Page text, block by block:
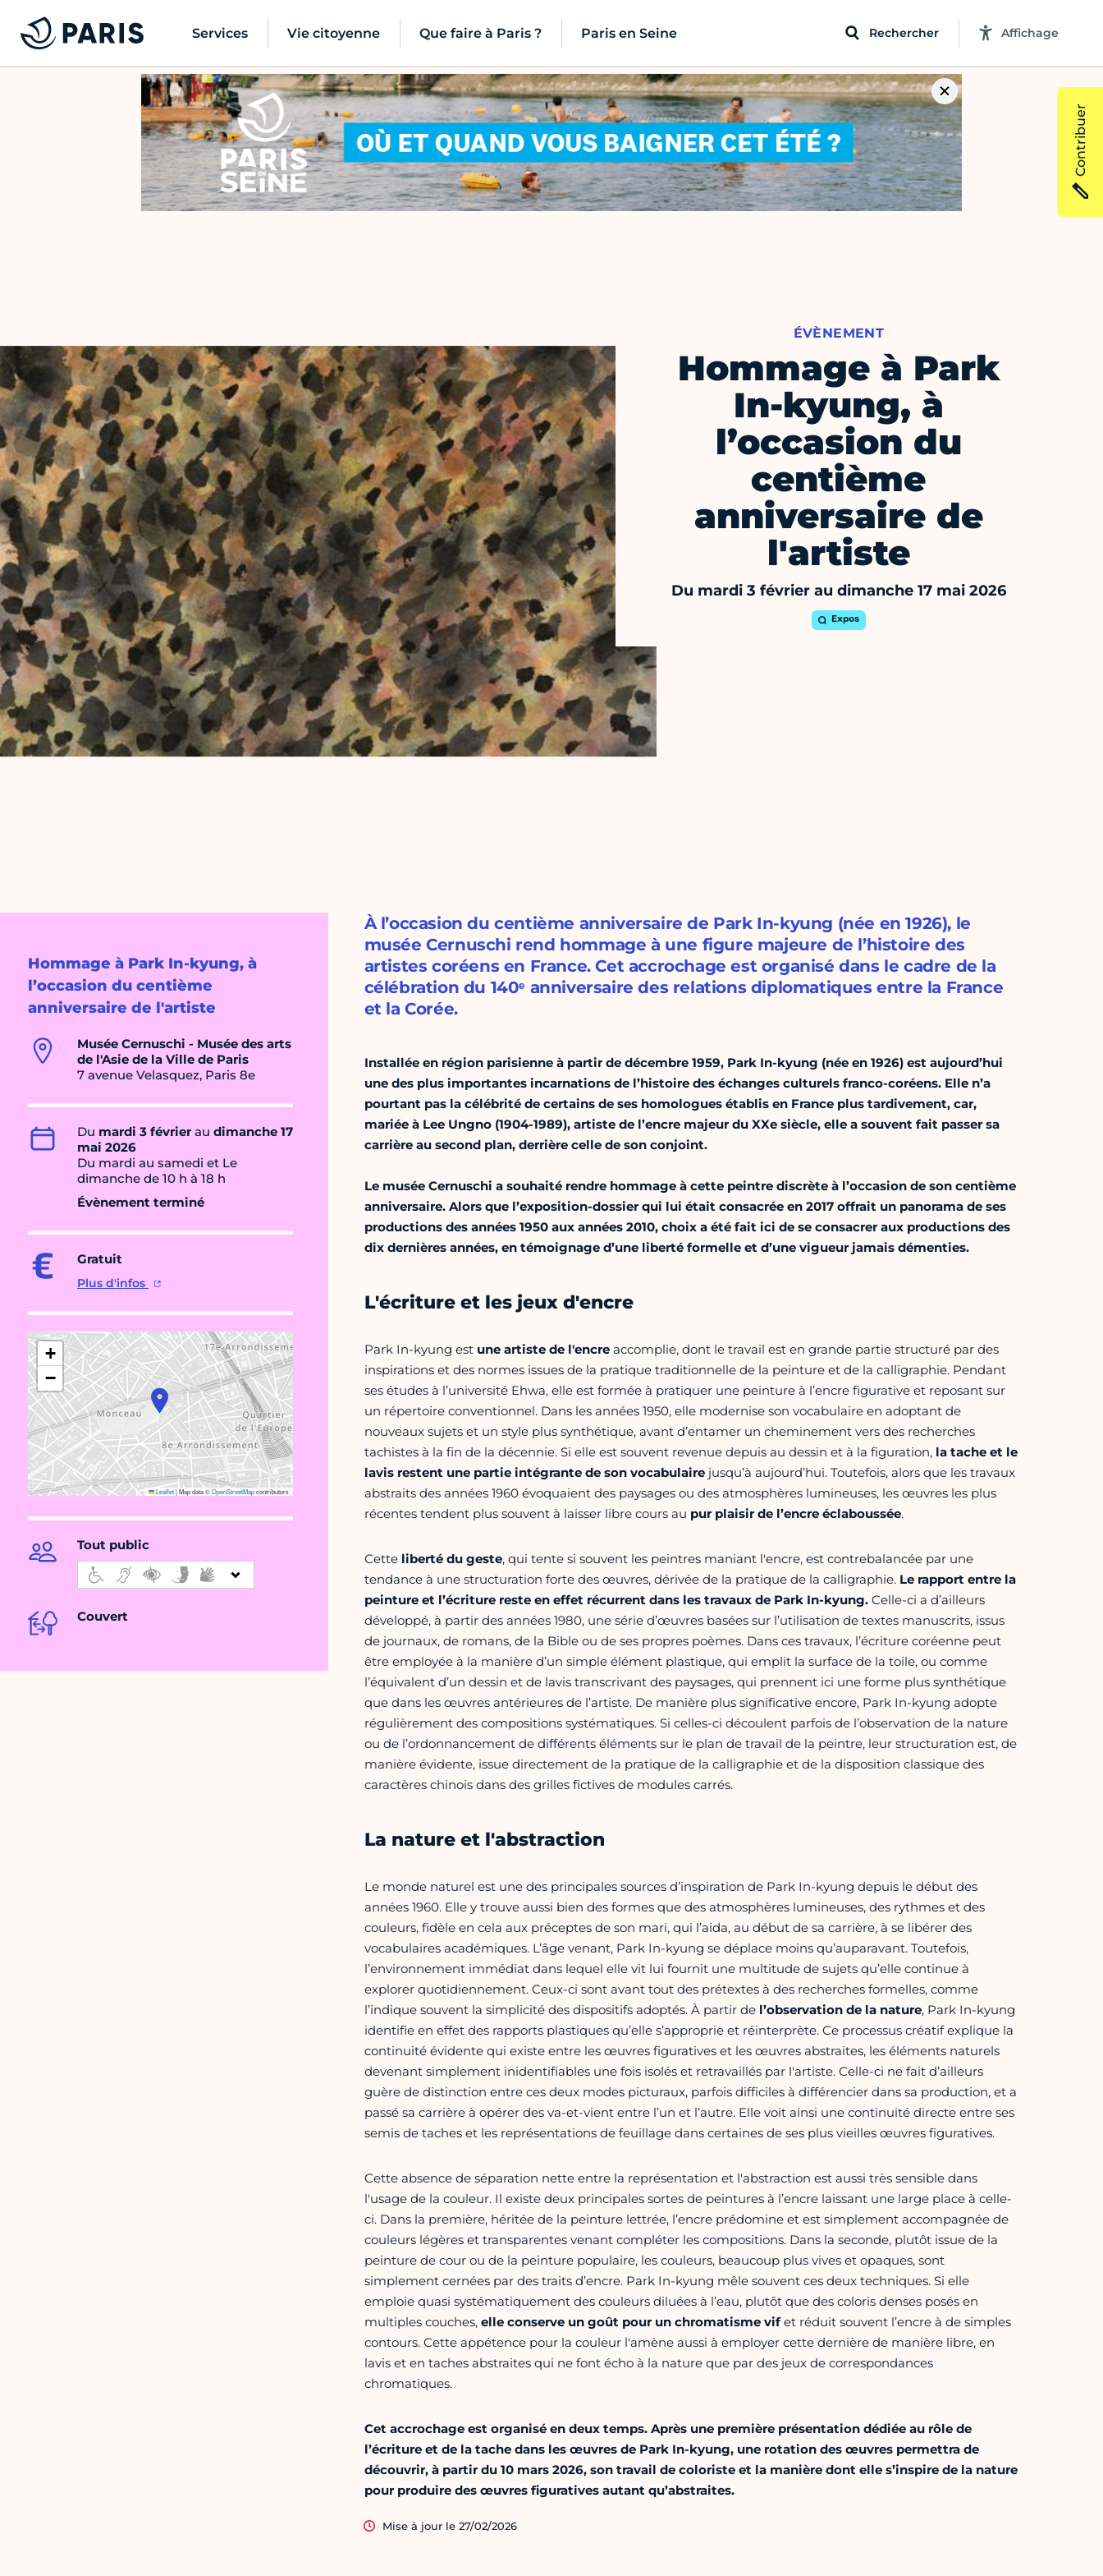
Services Vie citoyenne Que faire à Paris ? Paris en Seine Rechercher Affichage
ÉVÈNEMENT
Hommage à Park
In-kyung, à
l’occasion du
centième
anniversaire de
l'artiste
Du mardi 3 février au dimanche 17 mai 2026
Expos
Hommage à Park In-kyung, à
l’occasion du centième
anniversaire de l'artiste
Musée Cernuschi - Musée des arts
de l'Asie de la Ville de Paris
7 avenue Velasquez, Paris 8e
Du mardi 3 févrierau dimanche 17
mai 2026
Du mardi au samedi et Le
dimanche de 10 h à 18 h
Évènement terminé
Gratuit
Plus d'infos
+
−
Leaflet|Map data ©OpenStreetMapcontributors
Tout public
Couvert
À l’occasion du centième anniversaire de Park In-kyung (née en 1926), le
musée Cernuschi rend hommage à une figure majeure de l’histoire des
artistes coréens en France. Cet accrochage est organisé dans le cadre de la
célébration du 140ᵉ anniversaire des relations diplomatiques entre la France
et la Corée.
Installée en région parisienne à partir de décembre 1959, Park In-kyung (née en 1926) est aujourd’hui
une des plus importantes incarnations de l’histoire des échanges culturels franco-coréens. Elle n’a
pourtant pas la célébrité de certains de ses homologues établis en France plus tardivement, car,
mariée à Lee Ungno (1904-1989), artiste de l’encre majeur du XXe siècle, elle a souvent fait passer sa
carrière au second plan, derrière celle de son conjoint.
Le musée Cernuschi a souhaité rendre hommage à cette peintre discrète à l’occasion de son centième
anniversaire. Alors que l’exposition-dossier qui lui était consacrée en 2017 offrait un panorama de ses
productions des années 1950 aux années 2010, choix a été fait ici de se consacrer aux productions des
dix dernières années, en témoignage d’une liberté formelle et d’une vigueur jamais démenties.
L'écriture et les jeux d'encre
Park In-kyung est une artiste de l'encreaccomplie, dont le travail est en grande partie structuré par des
inspirations et des normes issues de la pratique traditionnelle de la peinture et de la calligraphie. Pendant
ses études à l’université Ehwa, elle est formée à pratiquer une peinture à l’encre figurative et reposant sur
un répertoire conventionnel. Dans les années 1950, elle modernise son vocabulaire en adoptant de
nouveaux sujets et un style plus synthétique, avant d’entamer un cheminement vers des recherches
tachistes à la fin de la décennie. Si elle est souvent revenue depuis au dessin et à la figuration, la tache et le
lavis restent une partie intégrante de son vocabulaire jusqu’à aujourd’hui. Toutefois, alors que les travaux
abstraits des années 1960 évoquaient des paysages ou des atmosphères lumineuses, les œuvres les plus
récentes tendent plus souvent à laisser libre cours au pur plaisir de l’encre éclaboussée.
Cette liberté du geste, qui tente si souvent les peintres maniant l'encre, est contrebalancée par une
tendance à une structuration forte des œuvres, dérivée de la pratique de la calligraphie. Le rapport entre la
peinture et l’écriture reste en effet récurrent dans les travaux de Park In-kyung. Celle-ci a d’ailleurs
développé, à partir des années 1980, une série d’œuvres basées sur l’utilisation de textes manuscrits, issus
de journaux, de romans, de la Bible ou de ses propres poèmes. Dans ces travaux, l’écriture coréenne peut
être employée à la manière d’un simple élément plastique, qui emplit la surface de la toile, ou comme
l’équivalent d’un dessin et de lavis transcrivant des paysages, qui prennent ici une forme plus synthétique
que dans les œuvres antérieures de l’artiste. De manière plus significative encore, Park In-kyung adopte
régulièrement des compositions systématiques. Si celles-ci découlent parfois de l’observation de la nature
ou de l’ordonnancement de différents éléments sur le plan de travail de la peintre, leur structuration est, de
manière évidente, issue directement de la pratique de la calligraphie et de la disposition classique des
caractères chinois dans des grilles fictives de modules carrés.
La nature et l'abstraction
Le monde naturel est une des principales sources d’inspiration de Park In-kyung depuis le début des
années 1960. Elle y trouve aussi bien des formes que des atmosphères lumineuses, des rythmes et des
couleurs, fidèle en cela aux préceptes de son mari, qui l’aida, au début de sa carrière, à se libérer des
vocabulaires académiques. L’âge venant, Park In-kyung se déplace moins qu’auparavant. Toutefois,
l’environnement immédiat dans lequel elle vit lui fournit une multitude de sujets qu’elle continue à
explorer quotidiennement. Ceux-ci sont avant tout des prétextes à des recherches formelles, comme
l’indique souvent la simplicité des dispositifs adoptés. À partir de l’observation de la nature, Park In-kyung
identifie en effet des rapports plastiques qu’elle s’approprie et réinterprète. Ce processus créatif explique la
continuité évidente qui existe entre les œuvres figuratives et les œuvres abstraites, les éléments naturels
devenant simplement inidentifiables une fois isolés et retravaillés par l'artiste. Celle-ci ne fait d’ailleurs
guère de distinction entre ces deux modes picturaux, parfois difficiles à différencier dans sa production, et a
passé sa carrière à opérer des va-et-vient entre l’un et l’autre. Elle voit ainsi une continuité directe entre ses
semis de taches et les représentations de feuillage dans certaines de ses plus vieilles œuvres figuratives.
Cette absence de séparation nette entre la représentation et l'abstraction est aussi très sensible dans
l'usage de la couleur. Il existe deux principales sortes de peintures à l’encre laissant une large place à celle-
ci. Dans la première, héritée de la peinture lettrée, l’encre prédomine et est simplement accompagnée de
couleurs légères et transparentes venant compléter les compositions. Dans la seconde, plutôt issue de la
peinture de cour ou de la peinture populaire, les couleurs, beaucoup plus vives et opaques, sont
simplement cernées par des traits d’encre. Park In-kyung mêle souvent ces deux techniques. Si elle
emploie quasi systématiquement des couleurs diluées à l’eau, plutôt que des coloris denses posés en
multiples couches,elle conserve un goût pour un chromatisme vifet réduit souvent l’encre à de simples
contours. Cette appétence pour la couleur l'amène aussi à employer cette dernière de manière libre, en
lavis et en taches abstraites qui ne font écho à la nature que par des jeux de correspondances
chromatiques.
Cet accrochage est organisé en deux temps. Après une première présentation dédiée au rôle de
l’écriture et de la tache dans les œuvres de Park In-kyung, une rotation des œuvres permettra de
découvrir, à partir du 10 mars 2026, son travail de coloriste et la manière dont elle s’inspire de la nature
pour produire des œuvres figuratives autant qu’abstraites.
Mise à jour le 27/02/2026
Contribuer